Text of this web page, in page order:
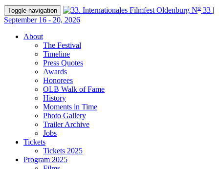
Toggle navigation No 33 |
September 16 - 20, 2026
About
The Festival
Timeline
Press Quotes
Awards
Honorees
OLB Walk of Fame
History
Moments in Time
Photo Gallery
Trailer Archive
Jobs
Tickets
Tickets 2025
Program 2025